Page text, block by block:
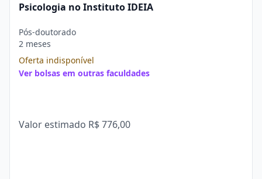
Psicologia no Instituto IDEIA
Pós-doutorado
2 meses
Oferta indisponível
Ver bolsas em outras faculdades
Valor estimado R$ 776,00